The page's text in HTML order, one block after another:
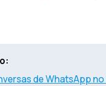
de WhatsApp no